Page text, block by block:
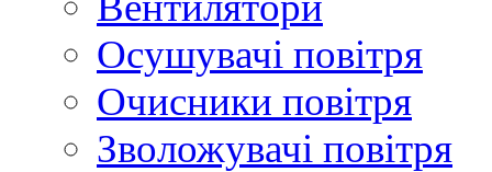
Осушувачі повітря
Очисники повітря
Зволожувачі повітря